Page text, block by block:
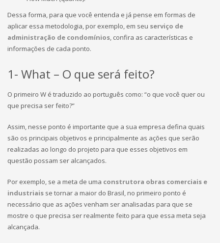
Dessa forma, para que você entenda e já pense em formas de
aplicar essa metodologia, por exemplo, em seu serviço de
administração de condomínios, confira as características e
informações de cada ponto.
1- What – O que será feito?
O primeiro W é traduzido ao português como: “o que você quer ou
que precisa ser feito?”
Assim, nesse ponto é importante que a sua empresa defina quais
são os principais objetivos e principalmente as ações que serão
realizadas ao longo do projeto para que esses objetivos em
questão possam ser alcançados.
Por exemplo, se a meta de uma construtora obras comerciais e
industriais se tornar a maior do Brasil, no primeiro ponto é
necessário que as ações venham ser analisadas para que se
mostre o que precisa ser realmente feito para que essa meta seja
alcançada.